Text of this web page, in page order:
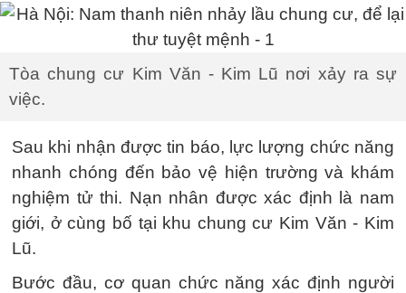
Tòa chung cư Kim Văn - Kim Lũ nơi xảy ra sự
việc.
Sau khi nhận được tin báo, lực lượng chức năng
nhanh chóng đến bảo vệ hiện trường và khám
nghiệm tử thi. Nạn nhân được xác định là nam
giới, ở cùng bố tại khu chung cư Kim Văn - Kim
Lũ.
Bước đầu, cơ quan chức năng xác định người